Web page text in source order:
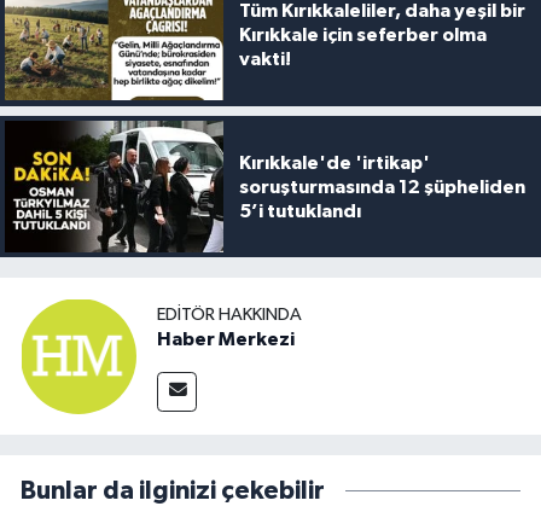
Tüm Kırıkkaleliler, daha yeşil bir
Kırıkkale için seferber olma
vakti!
Kırıkkale'de 'irtikap'
soruşturmasında 12 şüpheliden
5’i tutuklandı
EDITÖR HAKKINDA
Haber Merkezi
Bunlar da ilginizi çekebilir